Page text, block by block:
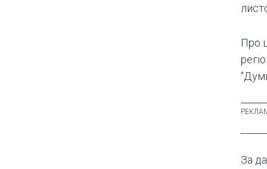
Про
За